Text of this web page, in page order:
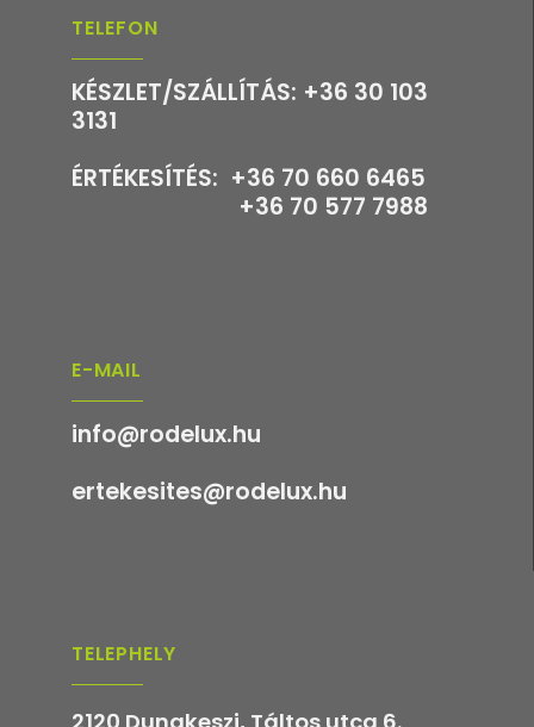
TELEFON
KÉSZLET/SZÁLLÍTÁS: +36 30 103
3131
ÉRTÉKESÍTÉS: +36 70 660 6465
+36 70 577 7988
E-MAIL
info@rodelux.hu
ertekesites@rodelux.hu
TELEPHELY